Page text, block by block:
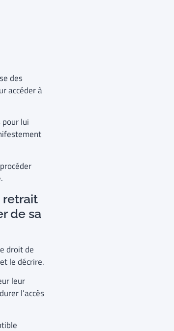
des
accéder à
lui
retrait
de sa
droit de
le décrire.
leur
l’accès